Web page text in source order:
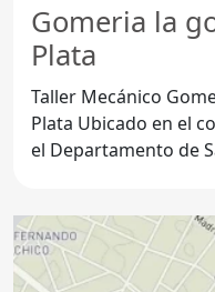
Gomeria la
Plata
Taller Mecánico
Plata Ubicado en el corazón de Ciudad del Plata, en
el Departamento de